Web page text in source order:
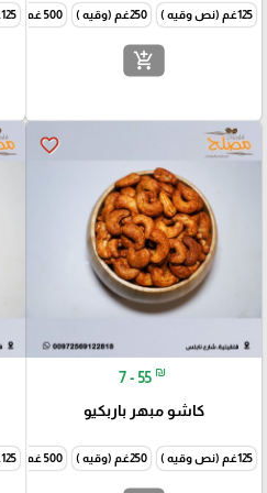
125غم (نص وقيه ) 250غم (وقيه ) 500 غم ( نص كيلو )
add_shopping_cart
125غم (نص وقيه )
favorite_border
7 - 55 ₪
كاشو مبهر باربكيو
125غم (نص وقيه ) 250غم (وقيه ) 500 غم ( نص كيلو ) 125غم (نص وقيه )